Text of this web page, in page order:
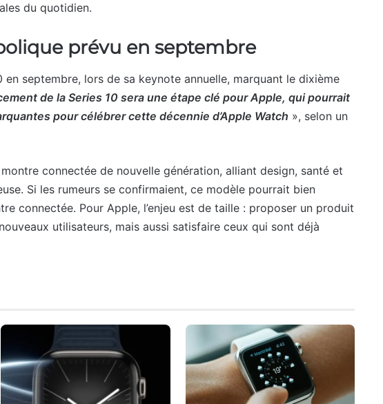
du quotidien.
prévu en septembre
septembre, lors de sa keynote annuelle, marquant le dixième
de la Series 10 sera une étape clé pour Apple, qui pourrait
pour célébrer cette décennie d’Apple Watch », selon un
montre connectée de nouvelle génération, alliant design, santé et
Si les rumeurs se confirmaient, ce modèle pourrait bien
connectée. Pour Apple, l’enjeu est de taille : proposer un produit
utilisateurs, mais aussi satisfaire ceux qui sont déjà